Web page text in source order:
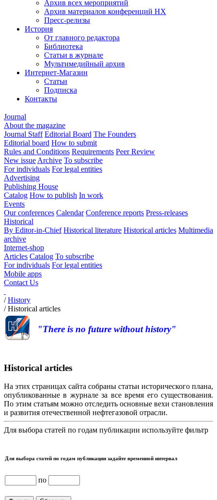
Архив всех мероприятий
Архив материалов конференций НХ
Пресс-релизы
История
От главного редактора
Библиотека
Статьи в журнале
Мультимедийный архив
Интернет-Магазин
Статьи
Подписка
Контакты
Journal
About the magazine
Journal Staff Editorial Board The Founders
Editorial board How to submit
Rules and Conditions Requirements Peer Review
New issue Archive To subscribe
For individuals For legal entities
Advertising
Publishing House
Catalog How to publish In work
Events
Our conferences Calendar Conference reports Press-releases
Historical
By Editor-in-Chief Historical literature Historical articles Multimedia
archive
Internet-shop
Articles Catalog To subscribe
For individuals For legal entities
Mobile apps
Contact Us
/History
/Historical articles
"There is no future without history"
Historical articles
На этих страницах сайта собраны статьи исторического плана,
опубликованные в журнале за все время его существования.
По этим статьям можно отследить основные вехи становления
и развития отечественной нефтегазовой отрасли.
Для выбора статей по годам публикации используйте фильтр
Для выбора статей по годам публикации задайте временной интервал
по